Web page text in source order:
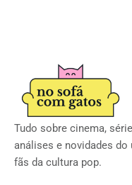
Tudo sobre cinema,
análises e novidades
fãs da cultura pop.